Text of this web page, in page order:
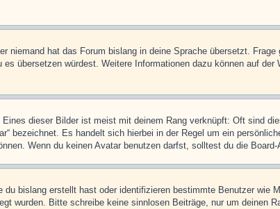
niemand hat das Forum bislang in deine Sprache übersetzt.
übersetzen würdest. Weitere Informationen dazu können auf
dieser Bilder ist meist mit deinem Rang verknüpft: Oft sind
bezeichnet. Es handelt sich hierbei in der Regel um ein
Wenn du keinen Avatar benutzen darfst, solltest du die
bislang erstellt hast oder identifizieren bestimmte Benutzer wie
wurden. Bitte schreibe keine sinnlosen Beiträge, nur um deinen